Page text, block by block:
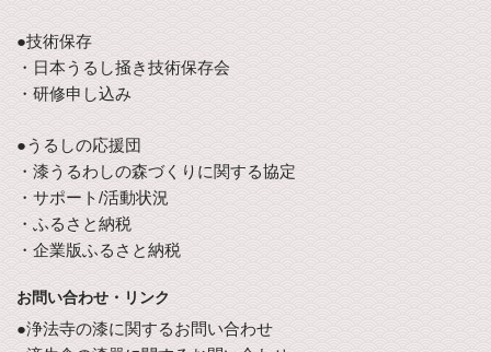
●技術保存
・日本うるし掻き技術保存会
・研修申し込み
●うるしの応援団
・漆うるわしの森づくりに関する協定
・サポート/活動状況
・ふるさと納税
・企業版ふるさと納税
お問い合わせ・リンク
●浄法寺の漆に関するお問い合わせ